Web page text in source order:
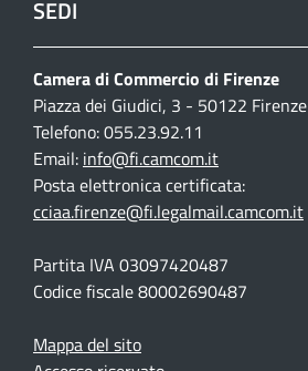
SEDI
Camera di Commercio di Firenze
Piazza dei Giudici, 3 - 50122 Firenze
Telefono: 055.23.92.11
Email: info@fi.camcom.it
Posta elettronica certificata:
cciaa.firenze@fi.legalmail.camcom.it
Partita IVA 03097420487
Codice fiscale 80002690487
Mappa del sito